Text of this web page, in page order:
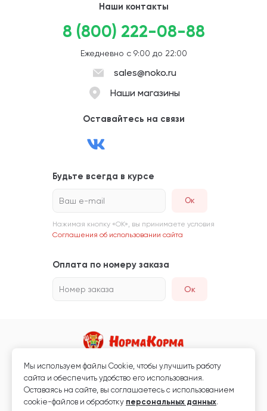
Наши контакты
8 (800) 222-08-88
Ежедневно с 9:00 до 22:00
sales@noko.ru
Наши магазины
Оставайтесь на связи
Будьте всегда в курсе
Ваш e-mail
Нажимая кнопку «ОК», вы принимаете условия
Соглашения об использовании сайта
Оплата по номеру заказа
Номер заказа Ок
Магазин кормов для животных и ветаптека
Любая информация, размещённая на сайте, не является публичной
офертой.
Мы используем файлы Сookie, чтобы улучшить работу
сайта и обеспечить удобство его использования.
Оставаясь на сайте, вы соглашаетесь с использованием
cookie-файлов и обработку персональных данных.